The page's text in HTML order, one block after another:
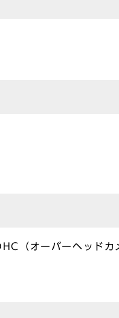
（オーバーヘッド